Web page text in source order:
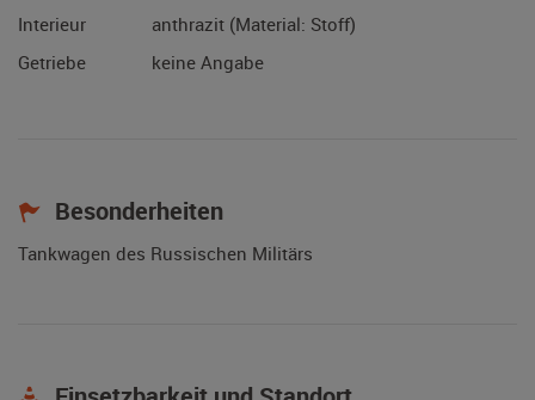
Interieur
anthrazit (Material: Stoff)
Getriebe
keine Angabe
Besonderheiten
Tankwagen des Russischen Militärs